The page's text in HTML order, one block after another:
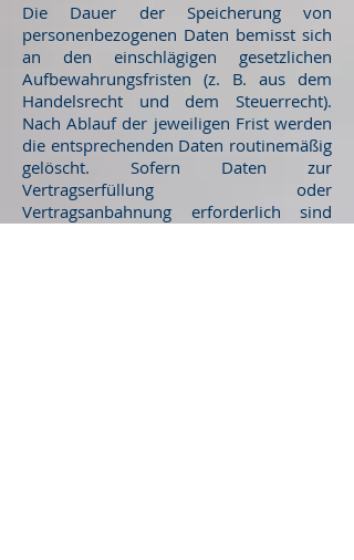
Die Dauer der Speicherung von
personenbezogenen Daten bemisst sich
an den einschlägigen gesetzlichen
Aufbewahrungsfristen (z. B. aus dem
Handelsrecht und dem Steuerrecht).
Nach Ablauf der jeweiligen Frist werden
die entsprechenden Daten routinemäßig
gelöscht. Sofern Daten zur
Vertragserfüllung oder
Vertragsanbahnung erforderlich sind